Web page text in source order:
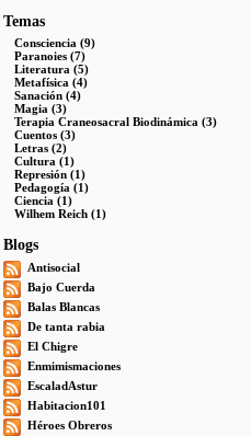
Temas
Consciencia (9)
Paranoies (7)
Literatura (5)
Metafísica (4)
Sanación (4)
Magia (3)
Terapia Craneosacral Biodinámica (3)
Cuentos (3)
Letras (2)
Cultura (1)
Represión (1)
Pedagogía (1)
Ciencia (1)
Wilhem Reich (1)
Blogs
Antisocial
Bajo Cuerda
Balas Blancas
De tanta rabia
El Chigre
Enmimismaciones
EscaladAstur
Habitacion101
Héroes Obreros